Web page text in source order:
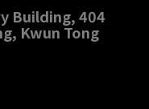
Building, 404
Kwun Tong